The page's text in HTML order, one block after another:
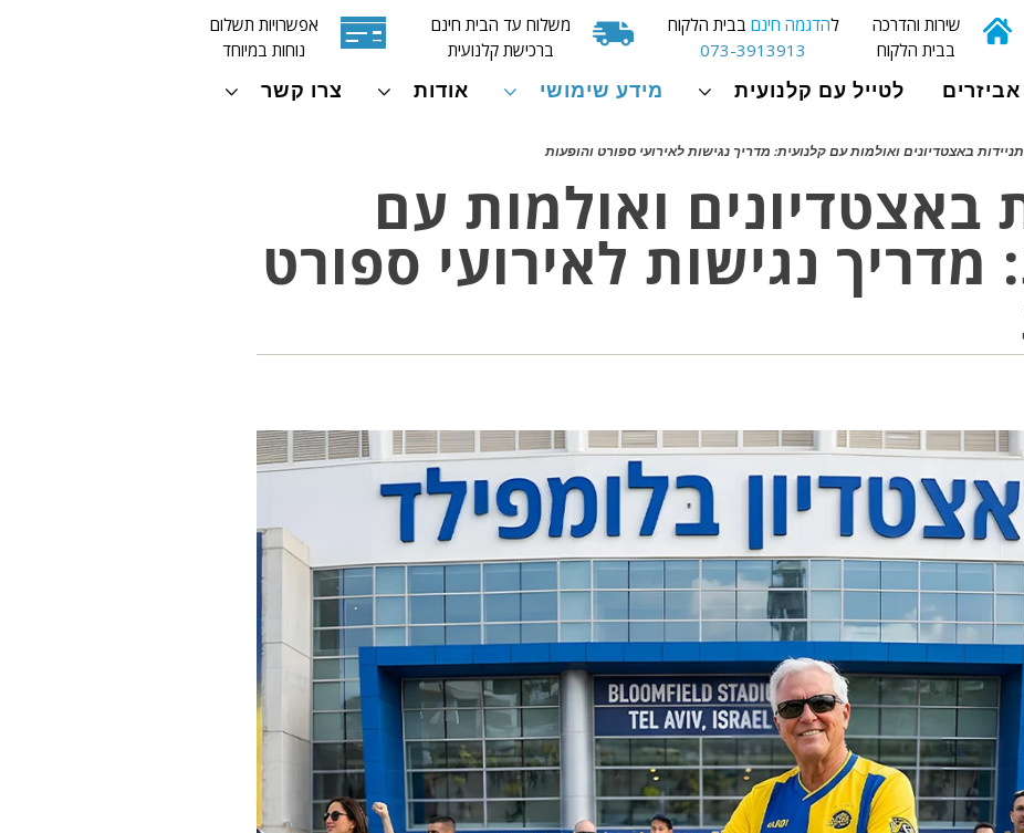
שירות והדרכה
בבית הלקוח
להדגמה חינם בבית הלקוח
073-3913913
משלוח עד הבית חינם
ברכישת קלנועית
אפשרויות תשלום
נוחות במיוחד
אביזרים לטייל עם קלנועית מידע שימושי אודות צרו קשר
באצטדיונים ואולמות עם קלנועית: מדריך נגישות לאירועי ספורט והופעות
באצטדיונים ואולמות עם
מדריך נגישות לאירועי ספורט